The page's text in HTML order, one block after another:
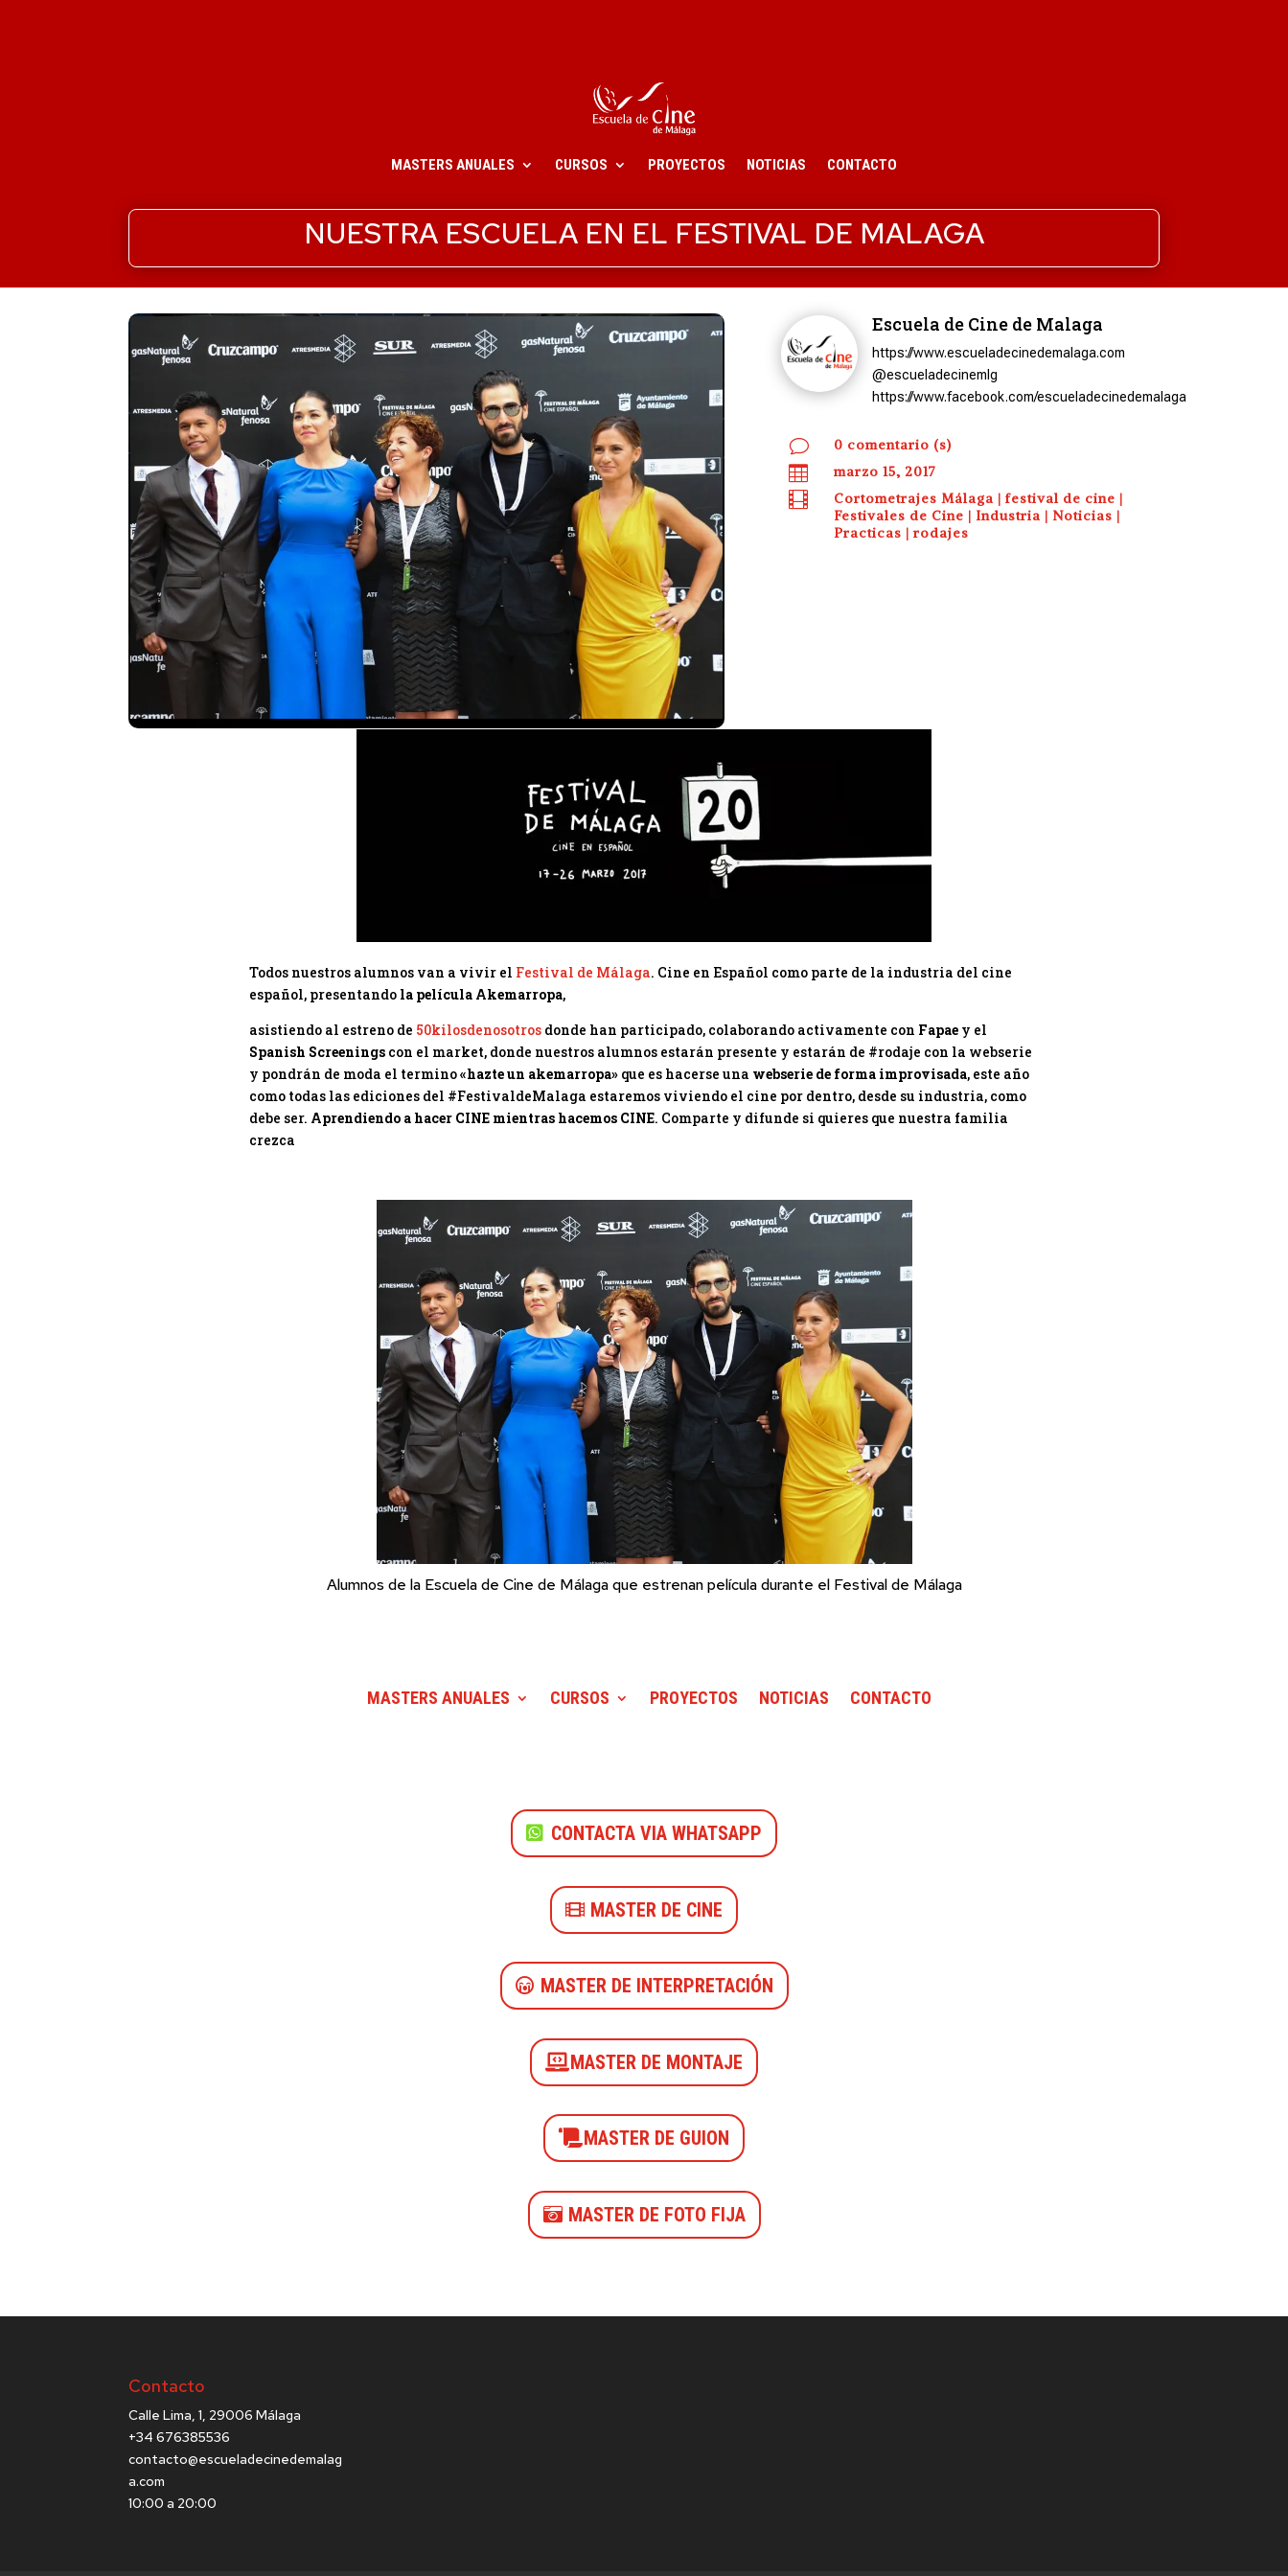
MASTERS ANUALES CURSOS PROYECTOS NOTICIAS CONTACTO
NUESTRA ESCUELA EN EL FESTIVAL DE MALAGA
Escuela de Cine de Malaga
https://www.escueladecinedemalaga.com
@escueladecinemlg
https://www.facebook.com/escueladecinedemalaga
v 0 comentario (s)
 marzo 15, 2017
 Cortometrajes Málaga |festival de cine |
Festivales de Cine | Industria | Noticias |
Practicas |rodajes
Todos nuestros alumnos van a vivir el Festival de Málaga. Cine en Español como parte de la industria del cine
español, presentandola película Akemarropa,
asistiendo al estreno de 50kilosdenosotros donde han participado, colaborando activamente con Fapae y el
Spanish Screenings con el market, donde nuestros alumnos estarán presente y estarán de #rodaje con la webserie
y pondrán de moda el termino«hazte un akemarropa» que es hacerse una webserie de forma improvisada, este año
como todas las ediciones del #FestivaldeMalaga estaremos viviendo el cine por dentro, desde su industria, como
debe ser. Aprendiendo a hacer CINE mientras hacemos CINE. Comparte y difunde si quieres que nuestra familia
crezca
Alumnos de la Escuela de Cine de Málaga que estrenan película durante el Festival de Málaga
MASTERS ANUALES CURSOS PROYECTOS NOTICIAS CONTACTO
CONTACTA VIA WHATSAPP
MASTER DE CINE
MASTER DE INTERPRETACIÓN
MASTER DE MONTAJE
MASTER DE GUION
MASTER DE FOTO FIJA
Contacto
Calle Lima, 1, 29006 Málaga
+34 676385536
contacto@escueladecinedemalag
a.com
10:00 a 20:00